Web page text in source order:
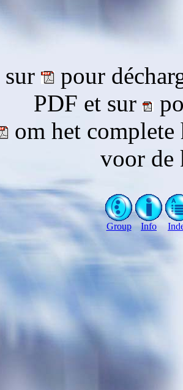
pour
PDF et sur
om het
voor de
Group Info